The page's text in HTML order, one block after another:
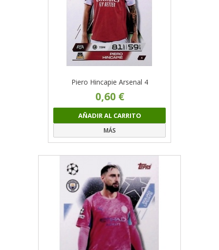
Piero Hincapie Arsenal 4
0,60 €
AÑADIR AL CARRITO
MÁS